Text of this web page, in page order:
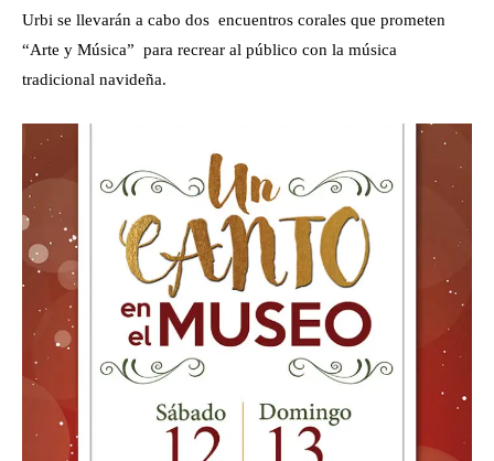
Urbi se llevarán a cabo dos encuentros corales que prometen
“Arte y Música” para recrear al público con la música
tradicional navideña.